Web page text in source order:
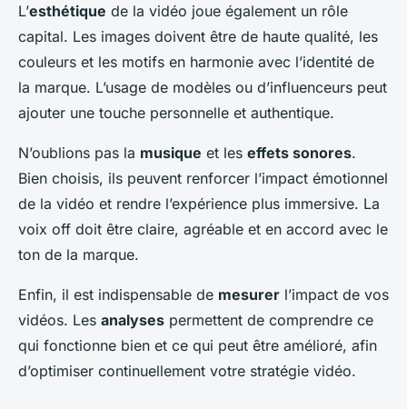
L’esthétique de la vidéo joue également un rôle
capital. Les images doivent être de haute qualité, les
couleurs et les motifs en harmonie avec l’identité de
la marque. L’usage de modèles ou d’influenceurs peut
ajouter une touche personnelle et authentique.
N’oublions pas la musique et les effets sonores.
Bien choisis, ils peuvent renforcer l’impact émotionnel
de la vidéo et rendre l’expérience plus immersive. La
voix off doit être claire, agréable et en accord avec le
ton de la marque.
Enfin, il est indispensable de mesurer l’impact de vos
vidéos. Les analyses permettent de comprendre ce
qui fonctionne bien et ce qui peut être amélioré, afin
d’optimiser continuellement votre stratégie vidéo.